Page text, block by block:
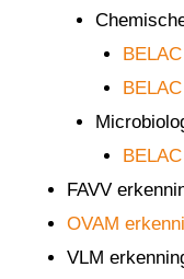
FAVV
OVAM
VLM